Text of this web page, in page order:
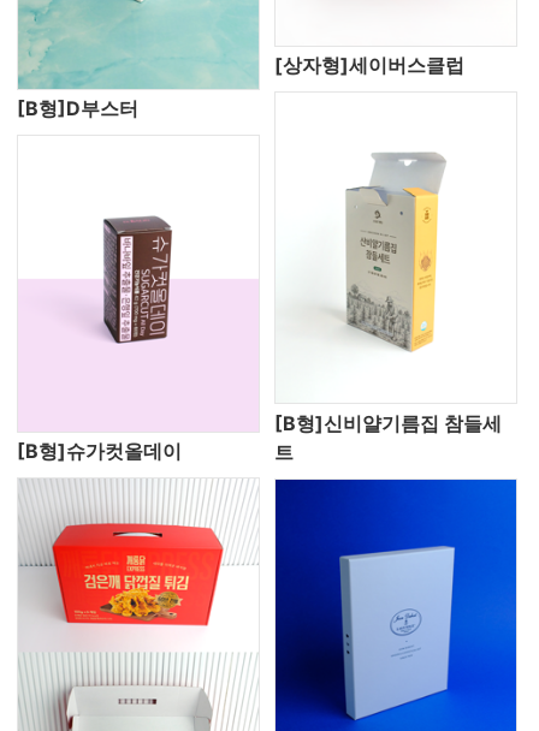
[B형]D부스터
[상자형]세이버스클럽
[B형]슈가컷올데이
[B형]신비얄기름집 참들세
트